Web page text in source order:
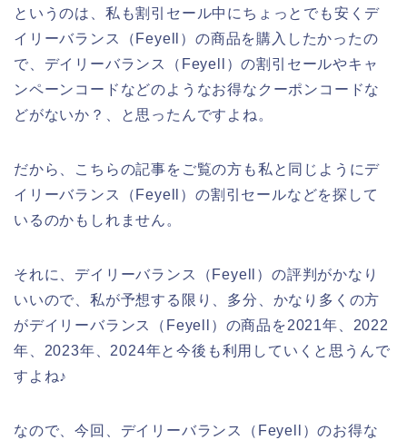
というのは、私も割引セール中にちょっとでも安くデ
イリーバランス（Feyell）の商品を購入したかったの
で、デイリーバランス（Feyell）の割引セールやキャ
ンペーンコードなどのようなお得なクーポンコードな
どがないか？、と思ったんですよね。
だから、こちらの記事をご覧の方も私と同じようにデ
イリーバランス（Feyell）の割引セールなどを探して
いるのかもしれません。
それに、デイリーバランス（Feyell）の評判がかなり
いいので、私が予想する限り、多分、かなり多くの方
がデイリーバランス（Feyell）の商品を2021年、2022
年、2023年、2024年と今後も利用していくと思うんで
すよね♪
なので、今回、デイリーバランス（Feyell）のお得な